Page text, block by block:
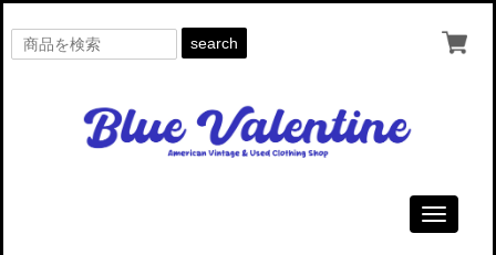
search
Toggle